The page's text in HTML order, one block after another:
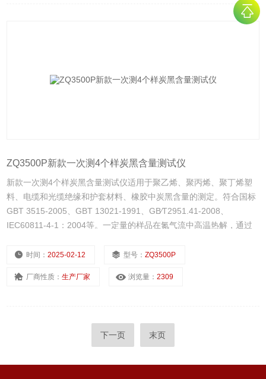
ZQ3500P新款一次测4个样炭黑含量测试仪
新款一次测4个样炭黑含量测试仪适用于聚乙烯、聚丙烯、聚丁烯塑
料、电缆和光缆绝缘和护套材料、橡胶中炭黑含量的测定。符合国标
GBT 3515-2005、GBT 13021-1991、GB∕T2951.41-2008、
IEC60811-4-1：2004等。一定量的样品在氮气流中高温热解，通过
时间：2025-02-12 型号：ZQ3500P
厂商性质：生产厂家 浏览量：2309
下一页 末页